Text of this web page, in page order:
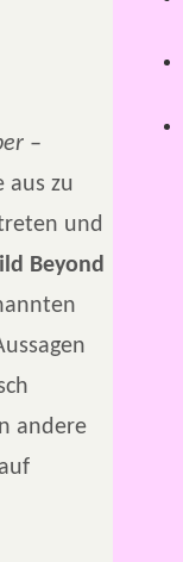
–
aus zu
und
Beyond
andere